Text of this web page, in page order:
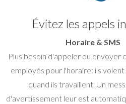
Évitez les appels
Horaire & SMS
Plus besoin d'appeler ou envoyer
employés pour l'horaire: ils
quand ils travaillent. Un
d'avertissement leur est